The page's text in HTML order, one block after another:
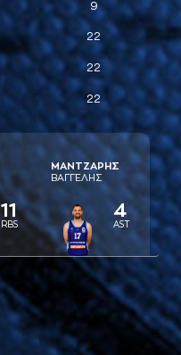
9
22
22
22
11
RBS
ΜAΝΤΖAΡΗΣ
ΒAΓΓΕΛΗΣ
4
AST